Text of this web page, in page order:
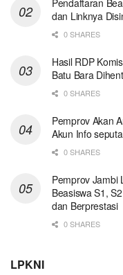
Pendaftaran
dan Linknya
0 SHARES
Hasil RDP
Batu Bara
0 SHARES
Pemprov Akan
Akun Info
0 SHARES
Pemprov Jambi
Beasiswa S1,
dan Berprestasi
0 SHARES
LPKNI